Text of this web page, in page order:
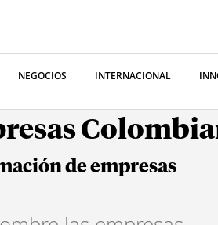
NEGOCIOS INTERNACIONAL
de empresas